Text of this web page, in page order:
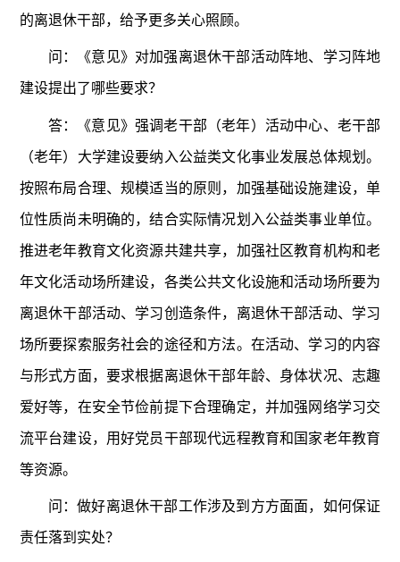
的离退休干部，给予更多关心照顾。
问：《意见》对加强离退休干部活动阵地、学习阵地
建设提出了哪些要求？
答：《意见》强调老干部（老年）活动中心、老干部
（老年）大学建设要纳入公益类文化事业发展总体规划。
按照布局合理、规模适当的原则，加强基础设施建设，单
位性质尚未明确的，结合实际情况划入公益类事业单位。
推进老年教育文化资源共建共享，加强社区教育机构和老
年文化活动场所建设，各类公共文化设施和活动场所要为
离退休干部活动、学习创造条件，离退休干部活动、学习
场所要探索服务社会的途径和方法。在活动、学习的内容
与形式方面，要求根据离退休干部年龄、身体状况、志趣
爱好等，在安全节俭前提下合理确定，并加强网络学习交
流平台建设，用好党员干部现代远程教育和国家老年教育
等资源。
问：做好离退休干部工作涉及到方方面面，如何保证
责任落到实处？